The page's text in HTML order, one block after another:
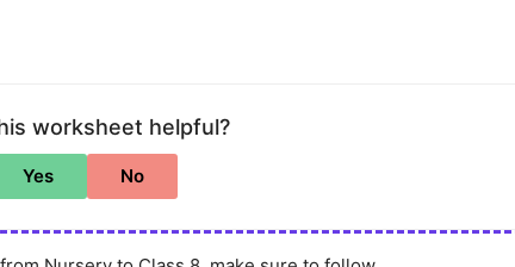
worksheet helpful?
Yes No